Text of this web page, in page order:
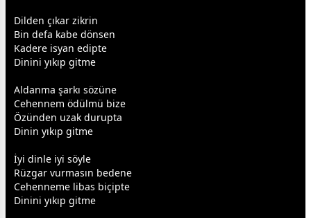
Dilden çıkar zikrin
Bin defa kabe dönsen
Kadere isyan edipte
Dinini yıkıp gitme
Aldanma şarkı sözüne
Cehennem ödülmü bize
Özünden uzak durupta
Dinin yıkıp gitme
İyi dinle iyi söyle
Rüzgar vurmasın bedene
Cehenneme libas biçipte
Dinini yıkıp gitme